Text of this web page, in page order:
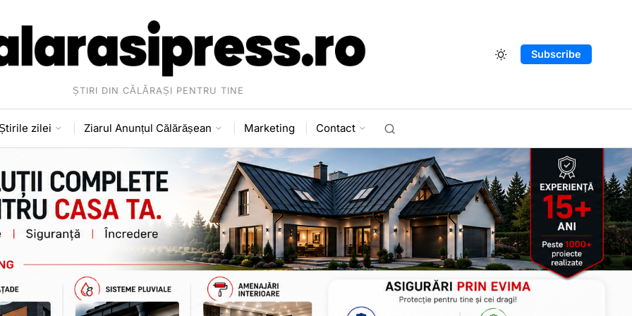
ȘTIRI DIN CĂLĂRAȘI PENTRU TINE
Subscribe
zilei Ziarul Anunțul Călărășean Marketing Contact